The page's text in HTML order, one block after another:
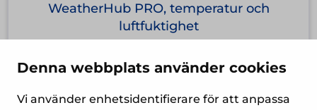
Denna webbplats använder cookies
Vi använder enhetsidentifierare för att anpassa
WeatherHub PRO, temperatur och
luftfuktighet
80,40€